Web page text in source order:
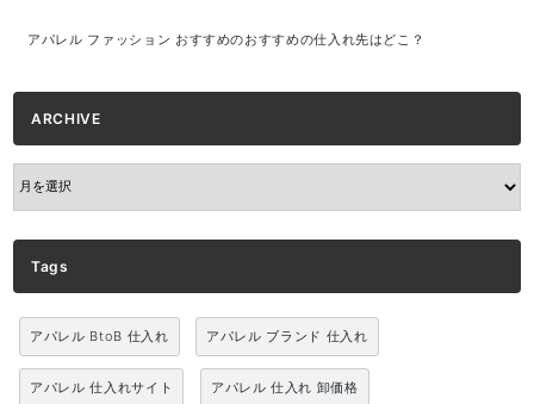
アパレル ファッション おすすめのおすすめの仕入れ先はどこ？
ARCHIVE
ARCHIVE
Tags
アパレル BtoB 仕入れ アパレル ブランド 仕入れ
アパレル 仕入れサイト アパレル 仕入れ 卸価格